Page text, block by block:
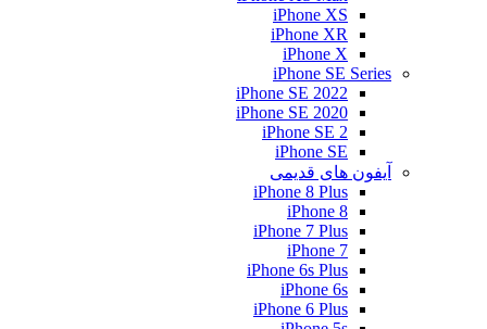
iPhone XS
iPhone XR
iPhone X
iPhone SE Series
iPhone SE 2022
iPhone SE 2020
iPhone SE 2
iPhone SE
آیفون های قدیمی
iPhone 8 Plus
iPhone 8
iPhone 7 Plus
iPhone 7
iPhone 6s Plus
iPhone 6s
iPhone 6 Plus